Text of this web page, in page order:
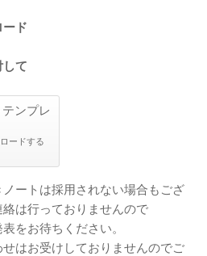
ド
て
ンプレ
ードする
ートは採用されない場合もござ
は行っておりませんので
表をお待ちください。
はお受けしておりませんのでご